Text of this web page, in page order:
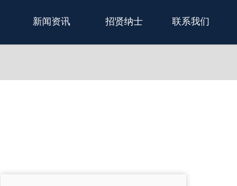
新闻资讯 招贤纳士 联系我们